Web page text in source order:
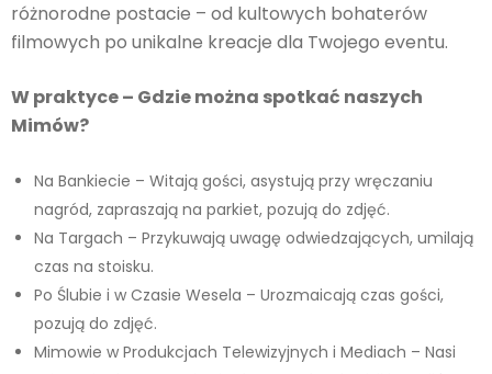
różnorodne postacie – od kultowych bohaterów
filmowych po unikalne kreacje dla Twojego eventu.
W praktyce – Gdzie można spotkać naszych
Mimów?
Na Bankiecie – Witają gości, asystują przy wręczaniu
nagród, zapraszają na parkiet, pozują do zdjęć.
Na Targach – Przykuwają uwagę odwiedzających, umilają
czas na stoisku.
Po Ślubie i w Czasie Wesela – Urozmaicają czas gości,
pozują do zdjęć.
Mimowie w Produkcjach Telewizyjnych i Mediach – Nasi